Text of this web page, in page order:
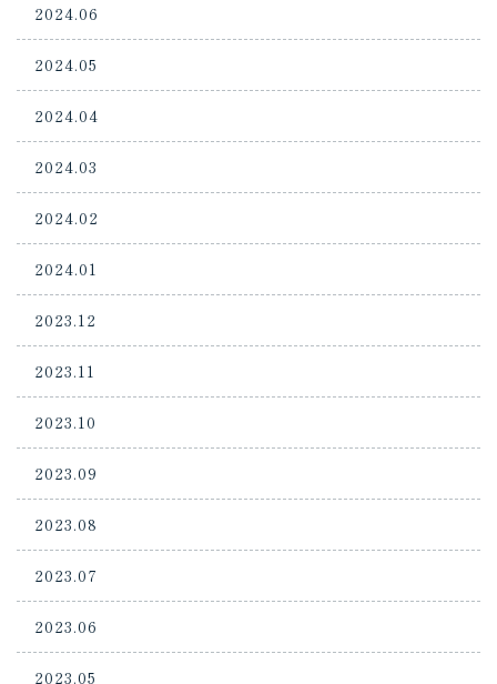
2024.06
2024.05
2024.04
2024.03
2024.02
2024.01
2023.12
2023.11
2023.10
2023.09
2023.08
2023.07
2023.06
2023.05